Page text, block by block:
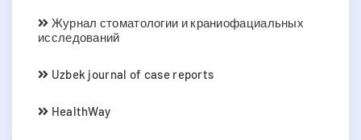
Журнал стоматологии и краниофациальных
исследований
Uzbek journal of case reports
HealthWay